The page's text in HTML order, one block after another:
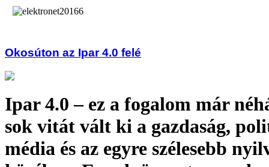
Okosúton az Ipar 4.0 felé
Ipar 4.0 – ez a fogalom már
sok vitát vált ki a gazdaság,
média és az egyre szélesebb